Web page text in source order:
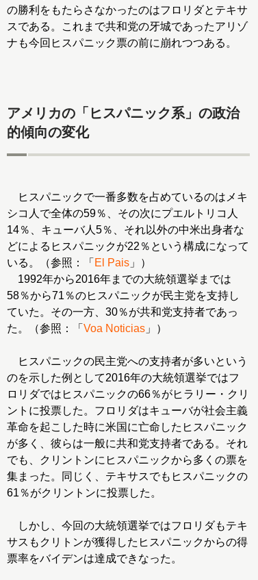
の勝利をもたらさなかったのはフロリダとテキサ
スである。これまで共和党の牙城であったアリゾ
ナも今回ヒスパニック票の前に崩れつつある。
アメリカの「ヒスパニック系」の政治
的傾向の変化
ヒスパニックで一番多数を占めているのはメキ
シコ人で全体の59％、その次にプエルトリコ人
14％、キューバ人5％、それ以外の中米出身者な
どによるヒスパニックが22％という構成になって
いる。（参照：「 El Pais 」）
1992年から2016年までの大統領選挙までは
58％から71％のヒスパニックが民主党を支持し
ていた。その一方、30％が共和党支持者であっ
た。（参照：「 Voa Noticias 」）
ヒスパニックの民主党への支持者が多いという
のを示した例として2016年の大統領選挙ではフ
ロリダではヒスパニックの66％がヒラリー・クリ
ントに投票した。フロリダはキューバが社会主義
革命を起こした時に米国に亡命したヒスパニック
が多く、彼らは一般に共和党支持者である。それ
でも、クリントンにヒスパニックから多くの票を
集まった。同じく、テキサスでもヒスパニックの
61％がクリントンに投票した。
しかし、今回の大統領選挙ではフロリダもテキ
サスもクリトンが獲得したヒスパニックからの得
票率をバイデンは達成できなった。